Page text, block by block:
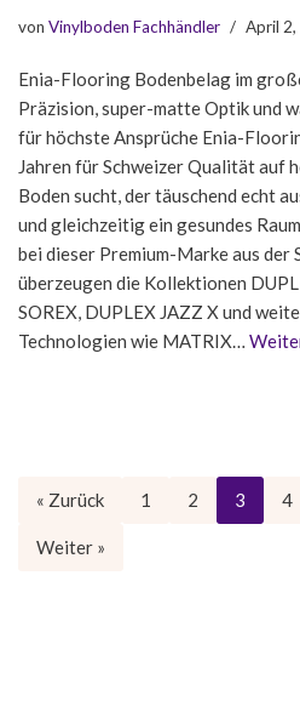
von Vinylboden Fachhändler April
Enia-Flooring Bodenbelag im
Präzision, super-matte Optik und
für höchste Ansprüche Enia-
Jahren für Schweizer Qualität auf
Boden sucht, der täuschend echt
und gleichzeitig ein gesundes
bei dieser Premium-Marke aus der
überzeugen die Kollektionen
SOREX, DUPLEX JAZZ X und
Technologien wie MATRIX…
« Zurück 1 2 3 4
Weiter »